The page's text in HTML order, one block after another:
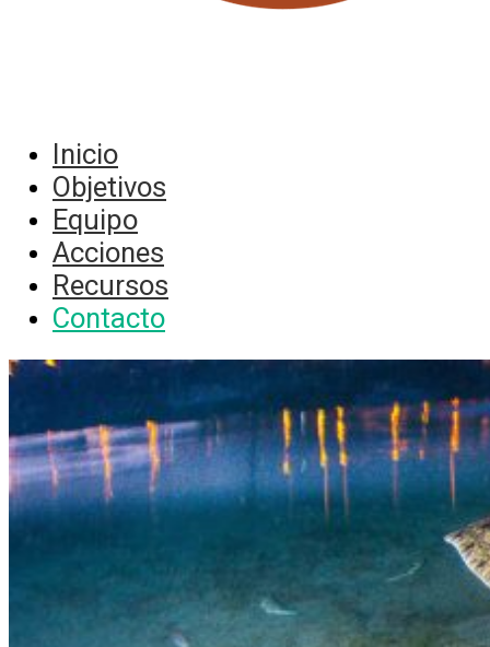
Inicio
Objetivos
Equipo
Acciones
Recursos
Contacto